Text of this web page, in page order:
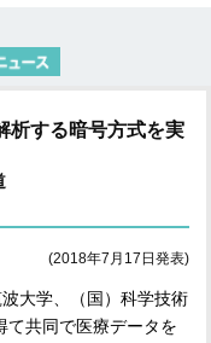
析する暗号方式を実
(2018年7月17日発表)
波大学、（国）科学技術
て共同で医療データを